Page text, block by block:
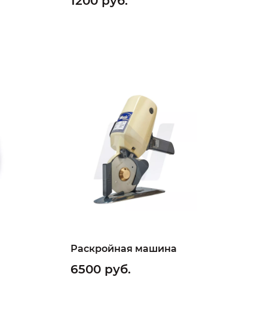
Раскройная машина
6500 руб.